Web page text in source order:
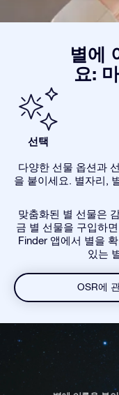
별에
요:
선택
다양한 선물 옵션과
을 붙이세요. 별자리,
맞춤화된 별 선물은
금 별 선물을 구입하
Finder 앱에서 별을
있는
OSR에